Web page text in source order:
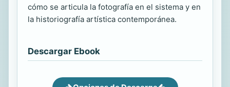
cómo se articula la fotografía en el sistema y en
la historiografía artística contemporánea.
Descargar Ebook